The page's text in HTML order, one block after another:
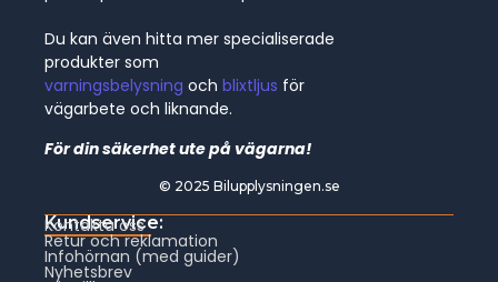
Du kan även hitta mer specialiserade
produkter som
varningsbelysning och blixtljus för
vägarbete och liknande.
För din säkerhet ute på vägarna!
© 2025 Bilupplysningen.se
Kundservice:
Kontakta oss
Retur och reklamation
Infohörnan (med guider)
Nyhetsbrev